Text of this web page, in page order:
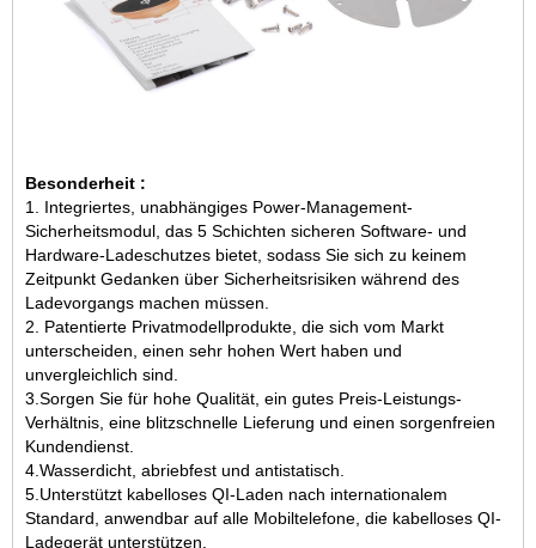
Besonderheit :
1.
Integriertes, unabhängiges Power-Management-
Sicherheitsmodul, das 5 Schichten sicheren Software- und
Hardware-Ladeschutzes bietet, sodass Sie sich zu keinem
Zeitpunkt Gedanken über Sicherheitsrisiken während des
Ladevorgangs machen müssen.
2.
Patentierte Privatmodellprodukte, die sich vom Markt
unterscheiden, einen sehr hohen Wert haben und
unvergleichlich sind.
3. Sorgen Sie für hohe Qualität, ein gutes Preis-Leistungs-
Verhältnis, eine blitzschnelle Lieferung und einen sorgenfreien
Kundendienst.
4. Wasserdicht, abriebfest und antistatisch.
5. Unterstützt kabelloses QI-Laden nach internationalem
Standard, anwendbar auf alle Mobiltelefone, die kabelloses QI-
Ladegerät unterstützen.